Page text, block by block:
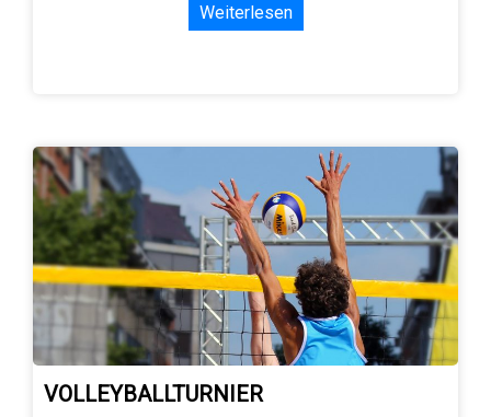
Weiterlesen
VOLLEYBALLTURNIER